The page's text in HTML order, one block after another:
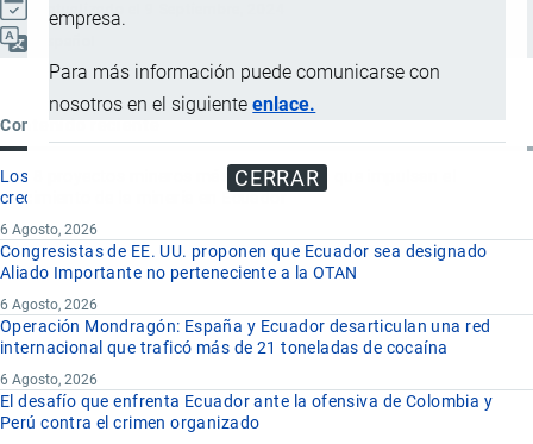
empresa.
Para más información puede comunicarse con
nosotros en el siguienteenlace.
CERRAR
Contenido reciente
Los 8 proyectos mineros más importantes que impulsan el
crecimiento de la minería en Ecuador
6 Agosto, 2026
Congresistas de EE. UU. proponen que Ecuador sea designado
Aliado Importante no perteneciente a la OTAN
6 Agosto, 2026
Operación Mondragón: España y Ecuador desarticulan una red
internacional que traficó más de 21 toneladas de cocaína
6 Agosto, 2026
El desafío que enfrenta Ecuador ante la ofensiva de Colombia y
Perú contra el crimen organizado